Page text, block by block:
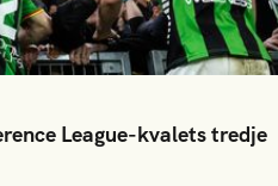
League-kvalets tredje